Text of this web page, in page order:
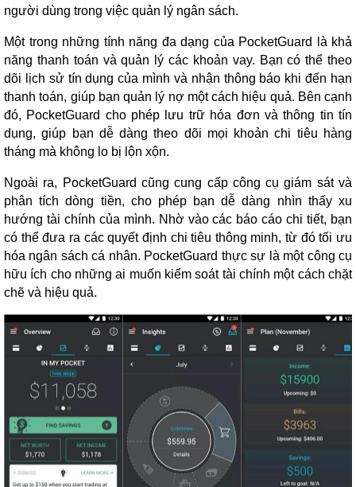
người dùng trong việc quản lý ngân sách.
Một trong những tính năng đa dạng của PocketGuard là khả
năng thanh toán và quản lý các khoản vay. Bạn có thể theo
dõi lịch sử tín dụng của mình và nhận thông báo khi đến hạn
thanh toán, giúp bạn quản lý nợ một cách hiệu quả. Bên cạnh
đó, PocketGuard cho phép lưu trữ hóa đơn và thông tin tín
dụng, giúp bạn dễ dàng theo dõi mọi khoản chi tiêu hàng
tháng mà không lo bị lộn xộn.
Ngoài ra, PocketGuard cũng cung cấp công cụ giám sát và
phân tích dòng tiền, cho phép bạn dễ dàng nhìn thấy xu
hướng tài chính của mình. Nhờ vào các báo cáo chi tiết, bạn
có thể đưa ra các quyết định chi tiêu thông minh, từ đó tối ưu
hóa ngân sách cá nhân. PocketGuard thực sự là một công cụ
hữu ích cho những ai muốn kiểm soát tài chính một cách chặt
chẽ và hiệu quả.